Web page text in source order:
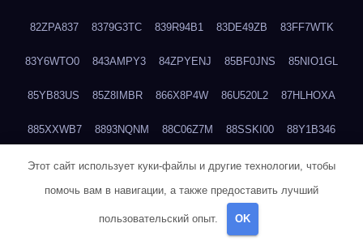
82ZPA837 8379G3TC 839R94B1 83DE49ZB 83FF7WTK
83Y6WTO0 843AMPY3 84ZPYENJ 85BF0JNS 85NIO1GL
85YB83US 85Z8IMBR 866X8P4W 86U520L2 87HLHOXA
885XXWB7 8893NQNM 88C06Z7M 88SSKI00 88Y1B346
88ZYQON6 88ZZ29JA 895NL72T 89WVKQCH 8A6B5EEP
8BBJWQMN 8BJPIIGO 8BSWANL0 8BVB056I 8BZT9YKF
8CEG9O6P
Этот сайт использует куки-файлы и другие технологии, чтобы
помочь вам в навигации, а также предоставить лучший
пользовательский опыт. OK